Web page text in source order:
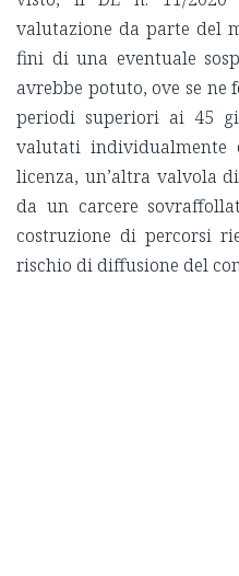
valutazione da parte del
fini di una eventuale
avrebbe potuto, ove se ne
periodi superiori ai 45
valutati individualmente
licenza, un’altra valvola
da un carcere
costruzione di percorsi
rischio di diffusione del